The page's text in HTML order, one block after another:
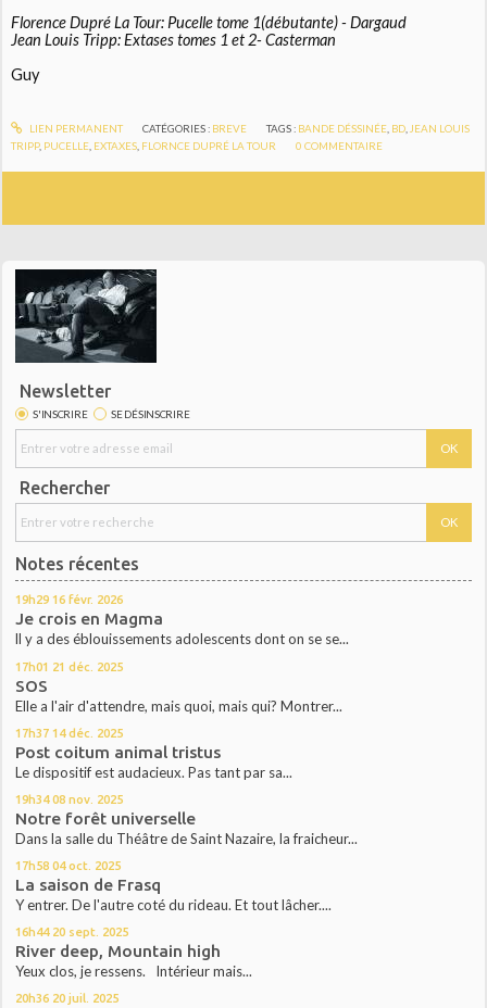
Florence Dupré La Tour: Pucelle tome 1(débutante) - Dargaud
Jean Louis Tripp: Extases tomes 1 et 2- Casterman
Guy
LIEN PERMANENT CATÉGORIES : BREVE TAGS : BANDE DÉSSINÉE BD JEAN LOUIS
TRIPP, PUCELLE EXTAXES FLORNCE DUPRÉ LA TOUR 0 COMMENTAIRE
Newsletter
S'INSCRIRE SE DÉSINSCRIRE
Rechercher
Notes récentes
19h29 16 févr. 2026
Je crois en Magma
ll y a des éblouissements adolescents dont on se se...
17h01 21 déc. 2025
SOS
Elle a l'air d'attendre, mais quoi, mais qui? Montrer...
17h37 14 déc. 2025
Post coitum animal tristus
Le dispositif est audacieux. Pas tant par sa...
19h34 08 nov. 2025
Notre forêt universelle
Dans la salle du Théâtre de Saint Nazaire, la fraicheur...
17h58 04 oct. 2025
La saison de Frasq
Y entrer. De l'autre coté du rideau. Et tout lâcher....
16h44 20 sept. 2025
River deep, Mountain high
Yeux clos, je ressens. Intérieur mais...
20h36 20 juil. 2025